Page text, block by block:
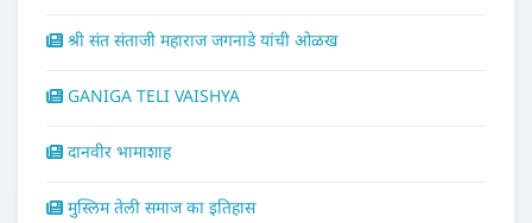
श्री संत संताजी महाराज जगनाडे यांची ओळख
GANIGA TELI VAISHYA
दानवीर भामाशाह
मुस्लिम तेली समाज का इतिहास